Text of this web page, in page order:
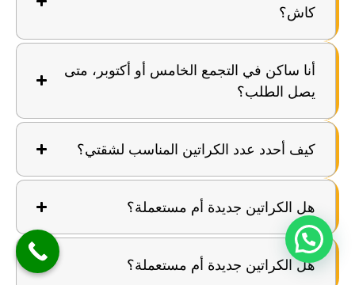
كاش؟
أنا ساكن في التجمع الخامس أو أكتوبر، متى
يصل الطلب؟
كيف أحدد عدد الكراتين المناسب لشقتي؟
هل الكراتين جديدة أم مستعملة؟
هل الكراتين جديدة أم مستعملة؟